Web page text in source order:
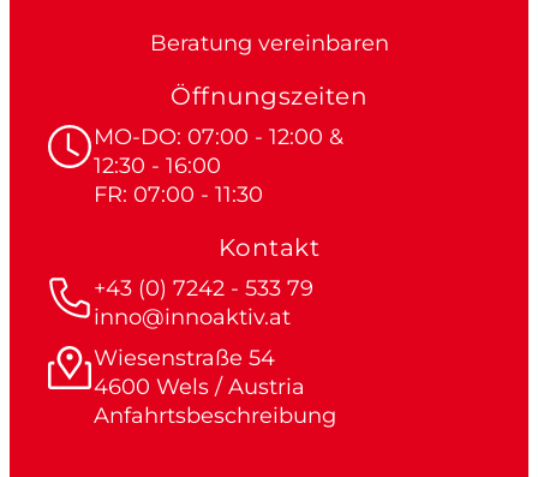
Beratung vereinbaren
Öffnungszeiten
MO-DO: 07:00 - 12:00 &
12:30 - 16:00
FR: 07:00 - 11:30
Kontakt
+43 (0) 7242 - 533 79
inno@innoaktiv.at
Wiesenstraße 54
4600 Wels / Austria
Anfahrtsbeschreibung